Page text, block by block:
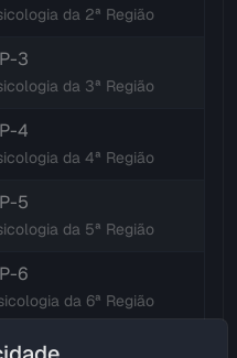
da 2ª Região
3
da 3ª Região
4
da 4ª Região
5
da 5ª Região
6
da 6ª Região
7